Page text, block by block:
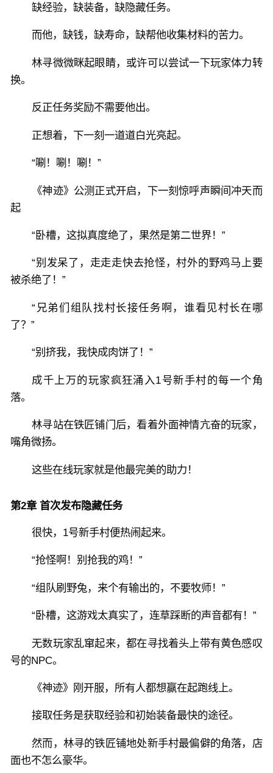
缺经验，缺装备，缺隐藏任务。
而他，缺钱，缺寿命，缺帮他收集材料的苦力。
林寻微微眯起眼睛，或许可以尝试一下玩家体力转
换。
反正任务奖励不需要他出。
正想着，下一刻一道道白光亮起。
“唰！唰！唰！”
《神迹》公测正式开启，下一刻惊呼声瞬间冲天而
起
“卧槽，这拟真度绝了，果然是第二世界！”
“别发呆了，走走走快去抢怪，村外的野鸡马上要
被杀绝了！”
“兄弟们组队找村长接任务啊，谁看见村长在哪
了？”
“别挤我，我快成肉饼了！”
成千上万的玩家疯狂涌入1号新手村的每一个角
落。
林寻站在铁匠铺门后，看着外面神情亢奋的玩家，
嘴角微扬。
这些在线玩家就是他最完美的助力！
第2章 首次发布隐藏任务
很快，1号新手村便热闹起来。
“抢怪啊！别抢我的鸡！”
“组队刷野兔，来个有输出的，不要牧师！”
“卧槽，这游戏太真实了，连草踩断的声音都有！”
无数玩家乱窜起来，都在寻找着头上带有黄色感叹
号的NPC。
《神迹》刚开服，所有人都想赢在起跑线上。
接取任务是获取经验和初始装备最快的途径。
然而，林寻的铁匠铺地处新手村最偏僻的角落，店
面也不怎么豪华。